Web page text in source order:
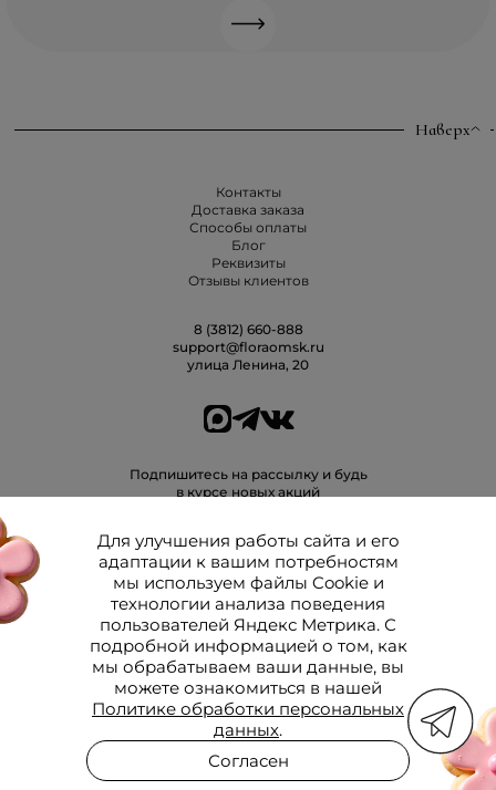
Наверх
Контакты
Доставка заказа
Способы оплаты
Блог
Реквизиты
Отзывы клиентов
8 (3812) 660-888
support@floraomsk.ru
улица Ленина, 20
Подпишитесь на рассылку и будь
в курсе новых акций
согласиена получение рекламных и информационных рассылок
Политика конфиденциальности
Публичная оферта на продажу товаров
Политика обработки персональных данных
Согласие на получение рекламных и информационных рассылок
Согласие на обработку персональных данных
© 2026. Все права защищены.
Для улучшения работы сайта и его
адаптации к вашим потребностям
мы используем файлы Cookie и
технологии анализа поведения
пользователей Яндекс Метрика. С
подробной информацией о том, как
мы обрабатываем ваши данные, вы
можете ознакомиться в нашей
Политике обработки персональных
данных.
Согласен